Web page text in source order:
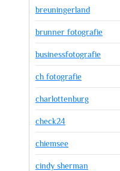
breuningerland
brunner fotografie
businessfotografie
ch fotografie
charlottenburg
check24
chiemsee
cindy sherman